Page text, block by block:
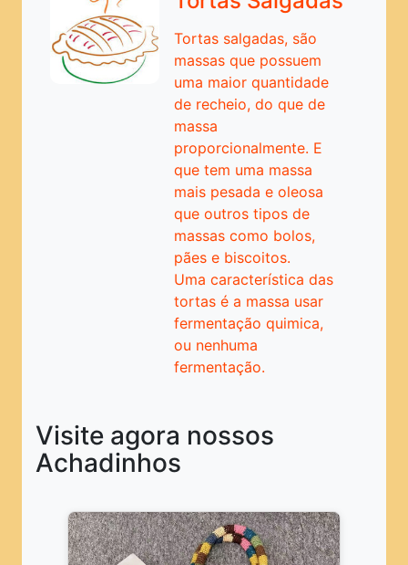
Pratos Principais
Pratos Rápidos
Tortas salgadas, são
massas que possuem
uma maior quantidade
de recheio, do que de
massa
proporcionalmente. E
que tem uma massa
mais pesada e oleosa
que outros tipos de
massas como bolos,
pães e biscoitos.
Uma característica das
tortas é a massa usar
fermentação quimica,
ou nenhuma
fermentação.
Visite agora nossos
Achadinhos